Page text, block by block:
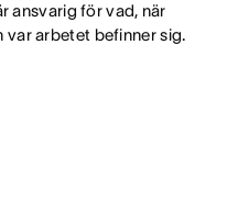
ansvarig för vad, när
var arbetet befinner sig.